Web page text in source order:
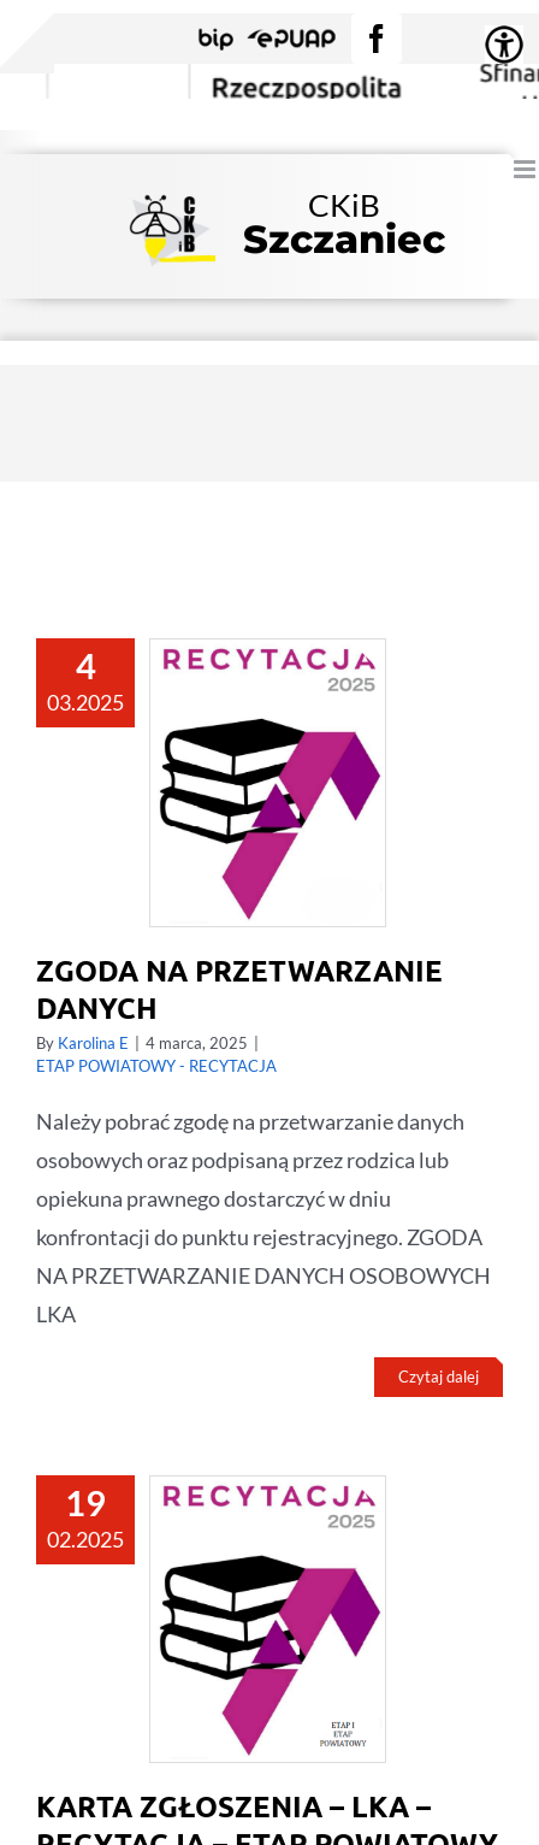
BIP EPUAPFacebook
CKiB
Szczaniec
4
03.2025
ZGODA NA PRZETWARZANIE
DANYCH
By Karolina E 4 marca, 2025
ETAP POWIATOWY - RECYTACJA
Należy pobrać zgodę na przetwarzanie danych
osobowych oraz podpisaną przez rodzica lub
opiekuna prawnego dostarczyć w dniu
konfrontacji do punktu rejestracyjnego. ZGODA
NA PRZETWARZANIE DANYCH OSOBOWYCH
LKA
Czytaj dalej
19
02.2025
KARTA ZGŁOSZENIA – LKA –